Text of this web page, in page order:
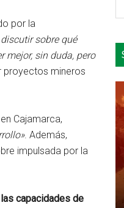
por la
sobre qué
mejor, sin duda, pero
proyectos mineros
Cajamarca,
. Además,
impulsada por la
capacidades de